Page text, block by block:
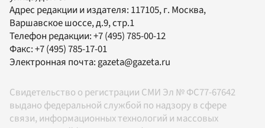
Адрес редакции и издателя: 117105, г. Москва,
Варшавское шоссе, д.9, стр.1
Телефон редакции:+7 (495) 785-00-12
Факс:+7 (495) 785-17-01
Электронная почта:gazeta@gazeta.ru
Свидетельство о регистрации СМИ Эл № ФС77-67642
выдано федеральной службой по надзору в сфере
связи, информационных технологий и массовых